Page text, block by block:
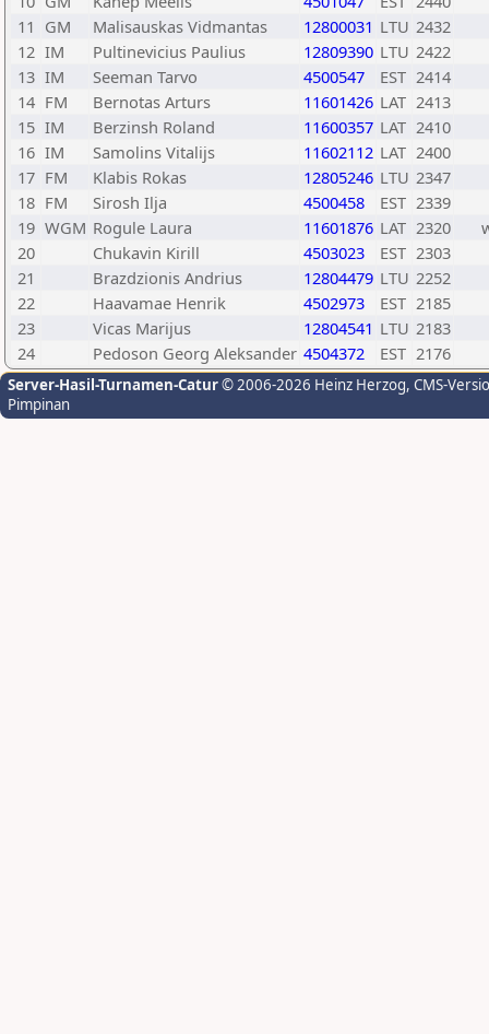
11 GM Malisauskas Vidmantas 12800031 LTU 2432
12 IM Pultinevicius Paulius 12809390 LTU 2422
13 IM Seeman Tarvo 4500547 EST 2414
14 FM Bernotas Arturs 11601426 LAT 2413
15 IM Berzinsh Roland 11600357 LAT 2410
16 IM Samolins Vitalijs 11602112 LAT 2400
17 FM Klabis Rokas 12805246 LTU 2347
18 FM Sirosh Ilja 4500458 EST 2339
19 WGM Rogule Laura 11601876 LAT 2320
20
Chukavin Kirill 4503023 EST 2303
21
Brazdzionis Andrius 12804479 LTU 2252
22
Haavamae Henrik 4502973 EST 2185
23
Vicas Marijus 12804541 LTU 2183
24
Pedoson Georg Aleksander 4504372 EST 2176
Server-Hasil-Turnamen-Catur© 2006-2026 Heinz Herzog, CMS-
Pimpinan